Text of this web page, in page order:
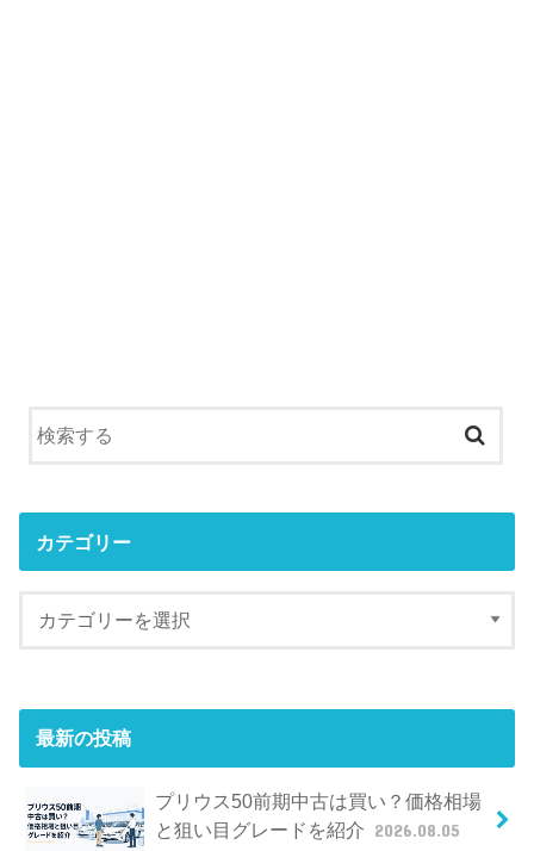
カテゴリー
最新の投稿
プリウス50前期中古は買い？価格相場
と狙い目グレードを紹介 2026.08.05